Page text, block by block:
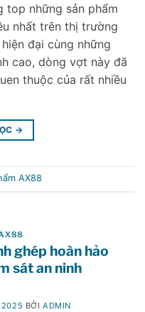
top những sản phẩm
nhất trên thị trường
đại cùng những
cao, dòng vợt này đã
thuộc của rất nhiều
→
AX88
ghép hoàn hảo
sát an ninh
2025 BỞI ADMIN